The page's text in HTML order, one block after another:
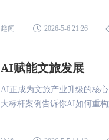
趣闻 2026-5-6 21:26
AI赋能文旅发展
AI正成为文旅产业升级的核
大标杆案例告诉你AI如何重构